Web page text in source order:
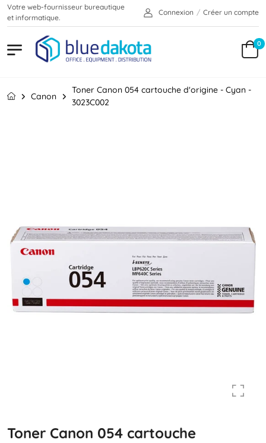
Votre web-fournisseur bureautique
et informatique.
Connexion / Créer un compte
0
Canon
Toner Canon 054 cartouche d'origine - Cyan -
3023C002
Toner Canon 054 cartouche